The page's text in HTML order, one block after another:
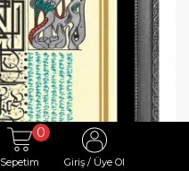
0
Sepetim Giriş / Üye Ol